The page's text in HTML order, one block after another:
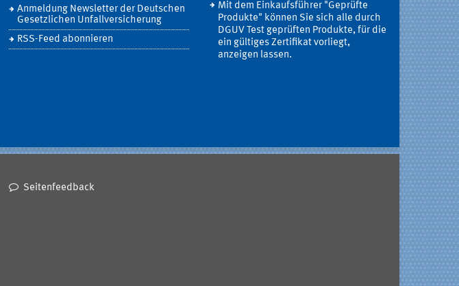
Anmeldung Newsletter der Deutschen
Gesetzlichen Unfallversicherung
RSS-Feed abonnieren
Mit dem Einkaufsführer "Geprüfte
Produkte" können Sie sich alle durch
DGUV Test geprüften Produkte, für die
ein gültiges Zertifikat vorliegt,
anzeigen lassen.
Seitenfeedback